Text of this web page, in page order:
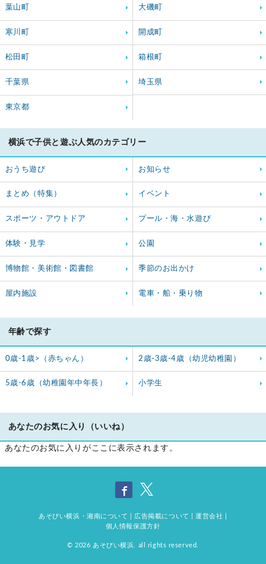
葉山町 大磯町
寒川町 開成町
松田町 箱根町
千葉県 埼玉県
東京都
横浜で子供と遊ぶ人気のカテゴリー
おうち遊び お知らせ
まとめ（特集） イベント
スポーツ・アウトドア プール・海・水遊び
体験・見学 公園
博物館・美術館・図書館 季節のお出かけ
屋内施設 電車・船・乗り物
年齢で探す
0歳-1歳>（赤ちゃん） 2歳-3歳-4歳（幼児幼稚園）
5歳-6歳（幼稚園年中年長） 小学生
あなたのお気に入り（いいね）
あなたのお気に入りがここに表示されます。
あそびい横浜・湘南について 広告掲載について |運営会社
個人情報保護方針
© 2026 あそびい横浜 . all rights reserved.